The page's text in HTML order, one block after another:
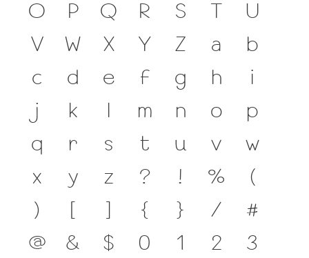
O
P Q R S T
U
V
W X Y Z a
b
c
d e f g h
i
j
k l m n o
p
q
r s t u v
w
x
y z ? ! %
(
)
[ ] { } /
#
@
& $ 0 1 2
3